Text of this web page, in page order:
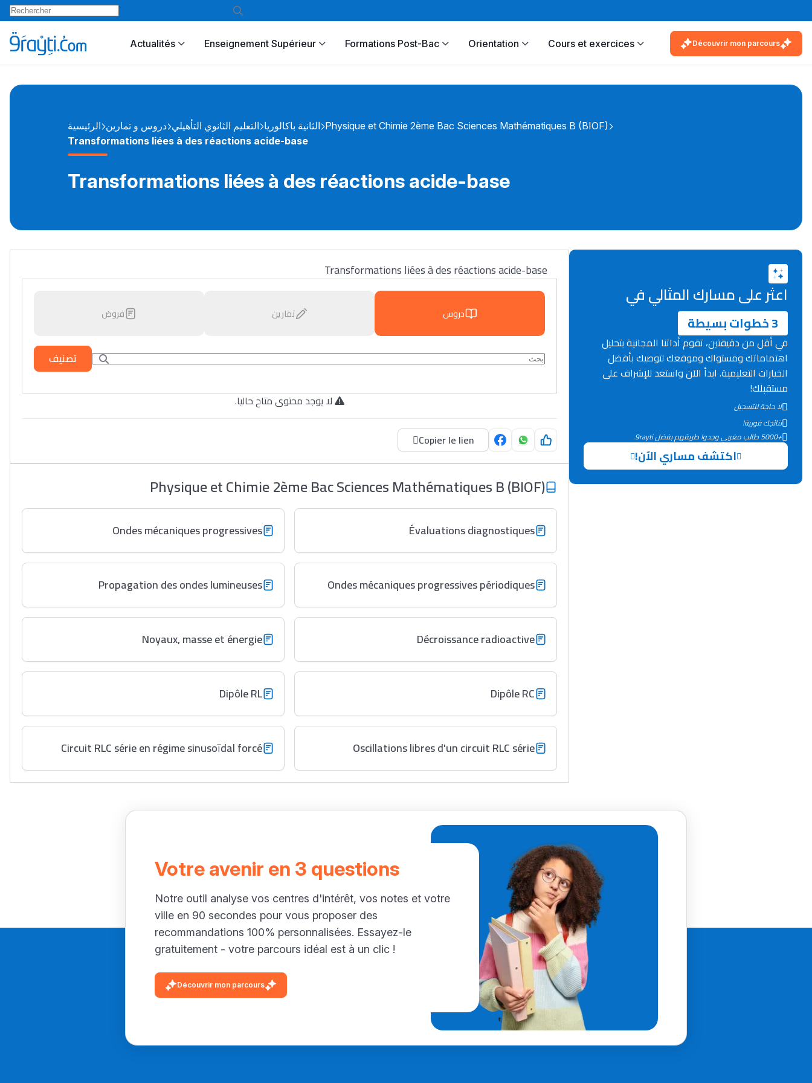
Actualités Enseignement Supérieur Formations Post-Bac Orientation Cours et exercices Découvrir mon parcours
الرئيسية دروس و تمارين التعليم الثانوي التأهيلي الثانية باكالوريا Physique et Chimie 2ème Bac Sciences Mathématiques B (BIOF)
Transformations liées à des réactions acide-base
Transformations liées à des réactions acide-base
Transformations liées à des réactions acide-base
دروس تمارين فروض
تصنيف
لا يوجد محتوى متاح حاليا.
Copier le lien
Physique et Chimie 2ème Bac Sciences Mathématiques B (BIOF)
Évaluations diagnostiques
Ondes mécaniques progressives
Ondes mécaniques progressives périodiques
Propagation des ondes lumineuses
Décroissance radioactive
Noyaux, masse et énergie
Dipôle RC
Dipôle RL
Oscillations libres d'un circuit RLC série
Circuit RLC série en régime sinusoïdal forcé
اعثر على مسارك المثالي في
3 خطوات بسيطة
في أقل من دقيقتين، تقوم أداتنا المجانية بتحليل
اهتماماتك ومستواك وموقعك لتوصيك بأفضل
الخيارات التعليمية. ابدأ الآن واستعد للإشراف على
مستقبلك!
لا حاجة للتسجيل
نتائجك فورية!
+5000 طالب مغربي وجدوا طريقهم بفضل 9rayti.
اكتشف مساري الآن!
Votre avenir en 3 questions
Notre outil analyse vos centres d'intérêt, vos notes et votre
ville en 90 secondes pour vous proposer des
recommandations 100% personnalisées. Essayez-le
gratuitement - votre parcours idéal est à un clic !
Découvrir mon parcours